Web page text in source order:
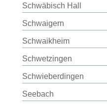
Schwäbisch Hall
Schwaigern
Schwaikheim
Schwetzingen
Schwieberdingen
Seebach